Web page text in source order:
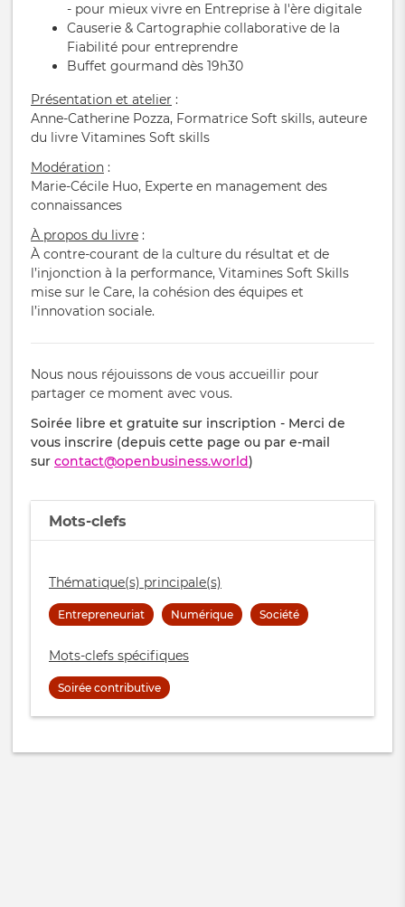
- pour mieux vivre en Entreprise à l'ère digitale
Causerie & Cartographie collaborative de la
Fiabilité pour entreprendre
Buffet gourmand dès 19h30
Présentation et atelier :
Anne-Catherine Pozza, Formatrice Soft skills, auteure
du livre Vitamines Soft skills
Modération :
Marie-Cécile Huo, Experte en management des
connaissances
À propos du livre :
À contre-courant de la culture du résultat et de
l’injonction à la performance, Vitamines Soft Skills
mise sur le Care, la cohésion des équipes et
l’innovation sociale.
Nous nous réjouissons de vous accueillir pour
partager ce moment avec vous.
Soirée libre et gratuite sur inscription - Merci de
vous inscrire (depuis cette page ou par e-mail
sur contact@openbusiness.world)
Mots-clefs
Thématique(s) principale(s)
Entrepreneuriat Numérique Société
Mots-clefs spécifiques
Soirée contributive